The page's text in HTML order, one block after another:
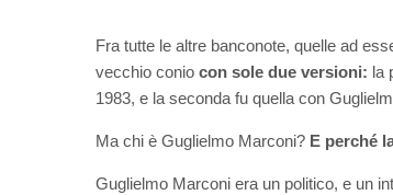
Fra tutte le altre banconote, quelle ad
vecchio conio con sole due versioni: la
1983, e la seconda fu quella con
Ma chi è Guglielmo Marconi? E perché
Guglielmo Marconi era un politico, e un